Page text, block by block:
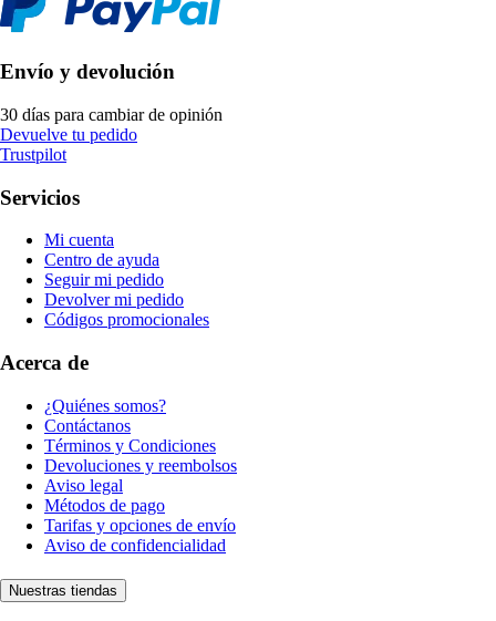
Envío y devolución
30 días para cambiar de opinión
Devuelve tu pedido
Trustpilot
Servicios
Mi cuenta
Centro de ayuda
Seguir mi pedido
Devolver mi pedido
Códigos promocionales
Acerca de
¿Quiénes somos?
Contáctanos
Términos y Condiciones
Devoluciones y reembolsos
Aviso legal
Métodos de pago
Tarifas y opciones de envío
Aviso de confidencialidad
Nuestras tiendas